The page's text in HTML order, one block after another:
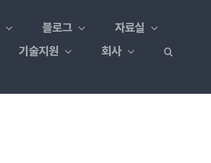
블로그
자료실
기술지원
회사